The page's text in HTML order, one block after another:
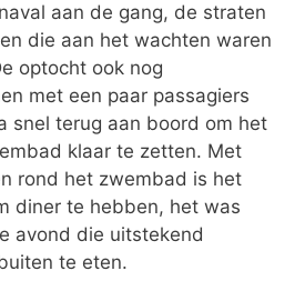
aan de gang, de straten
die aan het wachten waren
optocht ook nog
met een paar passagiers
snel terug aan boord om het
klaar te zetten. Met
rond het zwembad is het
diner te hebben, het was
avond die uitstekend
te eten.